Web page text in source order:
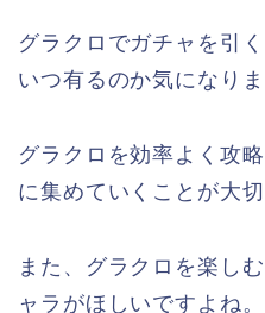
グラクロでガチャを引
いつ有るのか気になりま
グラクロを効率よく攻
に集めていくことが大切
また、グラクロを楽し
ャラがほしいですよね。